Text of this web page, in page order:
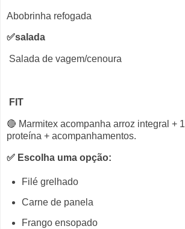
Abobrinha refogada
✅salada
Salada de vagem/cenoura
FIT
🔴 Marmitex acompanha arroz integral +
proteína + acompanhamentos.
✅ Escolha uma opção:
Filé grelhado
Carne de panela
Frango ensopado